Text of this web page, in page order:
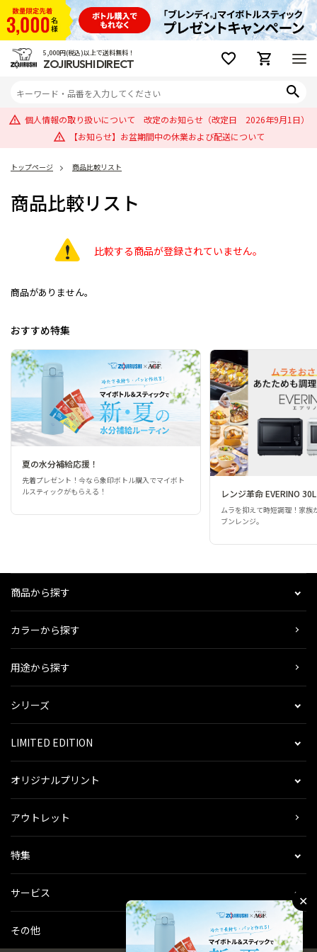
5,000円(税込)以上で送料無料！
ZOJIRUSHI DIRECT
個人情報の取り扱いについて 改定のお知らせ（改定日 2026年9月1日）
【お知らせ】お盆期間中の休業および配送について
トップページ 商品比較リスト
商品比較リスト
比較する商品が登録されていません。
商品がありません。
おすすめ特集
夏の水分補給応援！
先着プレゼント！今なら象印ボトル購入でマイボト
ルスティックがもらえる！
レンジ革命 EVERINO 30L
ムラを抑えて時短調理！家族
ブンレンジ。
商品から探す
カラーから探す
用途から探す
シリーズ
LIMITED EDITION
オリジナルプリント
アウトレット
特集
サービス
その他
✕